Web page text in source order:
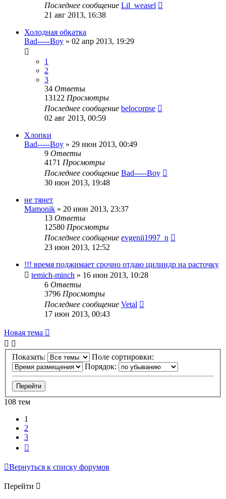
Последнее сообщение Lil_weasel
21 авг 2013, 16:38
Холодная обкатка
Bad-----Boy » 02 апр 2013, 19:29
1
2
3
34 Ответы
13122 Просмотры
Последнее сообщение belocorpse
02 авг 2013, 00:59
Хлопки
Bad-----Boy » 29 июн 2013, 00:49
9 Ответы
4171 Просмотры
Последнее сообщение Bad-----Boy
30 июн 2013, 19:48
не тянет
Mamonik » 20 июн 2013, 23:37
13 Ответы
12580 Просмотры
Последнее сообщение evgenii1997_n
23 июн 2013, 12:52
!!! время поджимает срочно отдаю цилиндр на расточку
temich-minch » 16 июн 2013, 10:28
6 Ответы
3796 Просмотры
Последнее сообщение Vetal
17 июн 2013, 00:43
Новая тема
Показать:
Поле сортировки:
Порядок:
108 тем
1
2
3
Вернуться к списку форумов
Перейти